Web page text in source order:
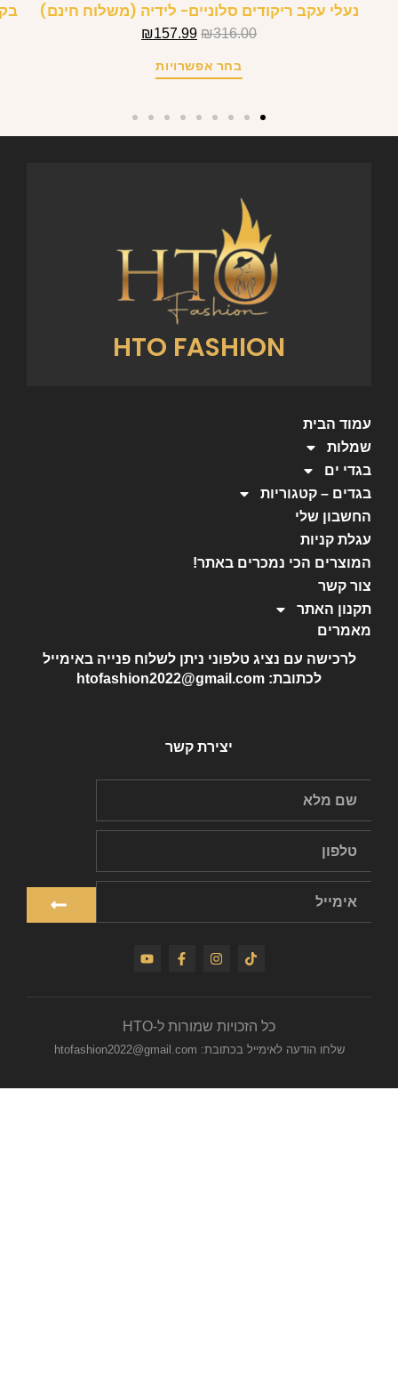
נעלי עקב ריקודים סלוניים- לידיה (משלוח חינם)
₪316.00
₪157.99
בחר אפשרויות
HTO FASHION
עמוד הבית
שמלות
בגדי ים
בגדים – קטגוריות
החשבון שלי
עגלת קניות
המוצרים הכי נמכרים באתר!
צור קשר
תקנון האתר
מאמרים
לרכישה עם נציג טלפוני ניתן לשלוח פנייה באימייל
לכתובת: htofashion2022@gmail.com
יצירת קשר
כל הזכויות שמורות ל-HTO
שלחו הודעה לאימייל בכתובת: htofashion2022@gmail.com